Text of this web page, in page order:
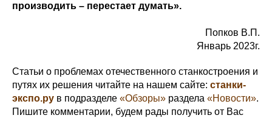
производить – перестает думать».
Попков В.П.
Январь 2023г.
Статьи о проблемах отечественного станкостроения и
путях их решения читайте на нашем сайте: станки-
экспо.ру в подразделе «Обзоры» раздела «Новости».
Пишите комментарии, будем рады получить от Вас